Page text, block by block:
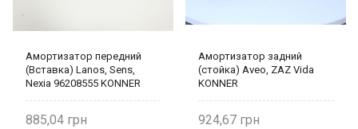
Амортизатор передний
(Вставка) Lanos, Sens,
Nexia 96208555 KONNER
885,04
Амортизатор задний
(стойка) Aveo, ZAZ Vida
KONNER
924,67